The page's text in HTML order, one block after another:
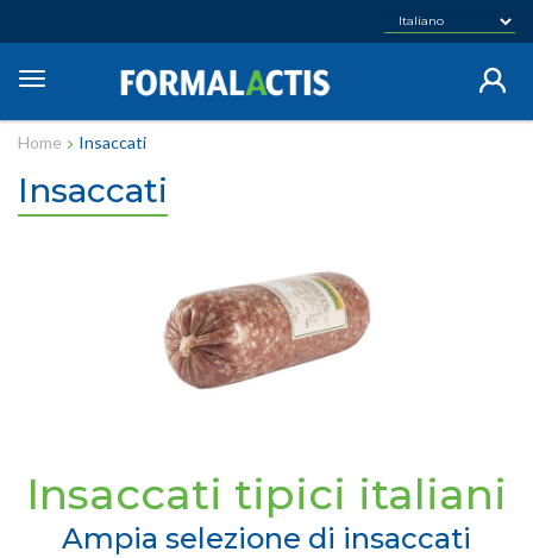
principale
Home Insaccati
Insaccati
Insaccati tipici italiani
Ampia selezione di insaccati